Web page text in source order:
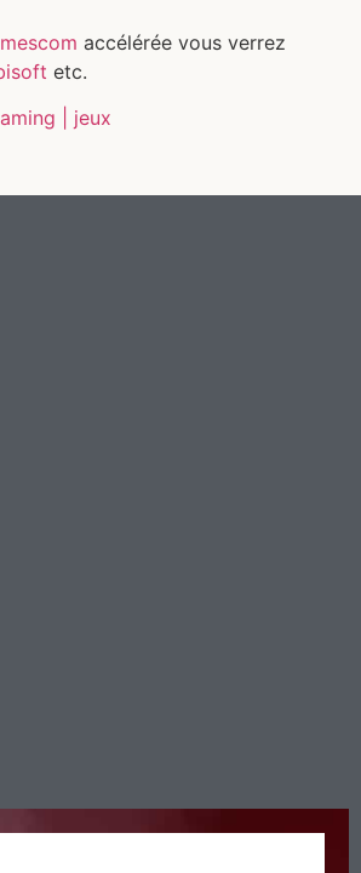
accélérée vous verrez
etc.
| jeux